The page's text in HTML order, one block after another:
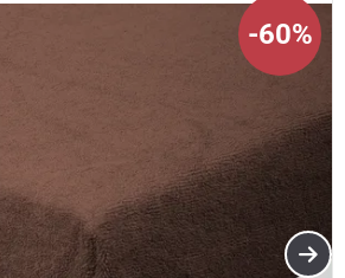
-60%